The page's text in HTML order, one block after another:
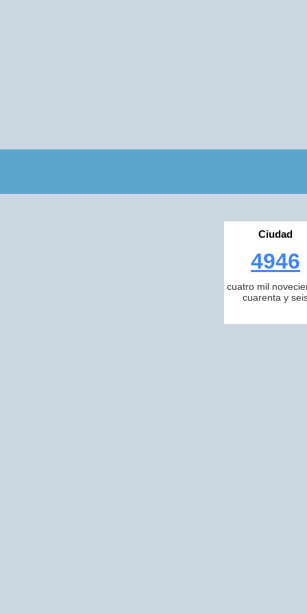
Ciudad
4946
cuatro mil
cuarenta y